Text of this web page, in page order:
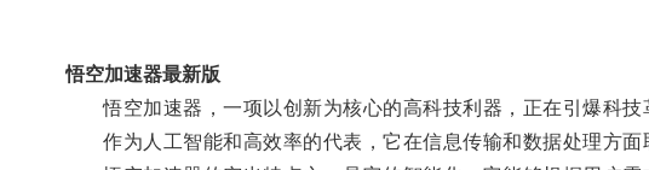
悟空加速器最新版
悟空加速器，一项以创新为核心的高科技利器，正在引爆科技
作为人工智能和高效率的代表，它在信息传输和数据处理方面